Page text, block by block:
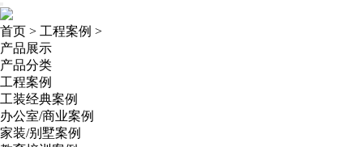
首页 > 工程案例 >
产品展示
产品分类
工程案例
工装经典案例
办公室/商业案例
家装/别墅案例